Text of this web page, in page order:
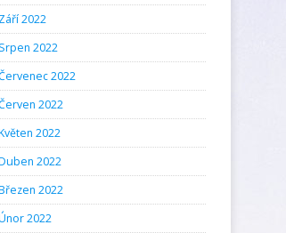
Září 2022
Srpen 2022
2022
2022
2022
2022
2022
2022